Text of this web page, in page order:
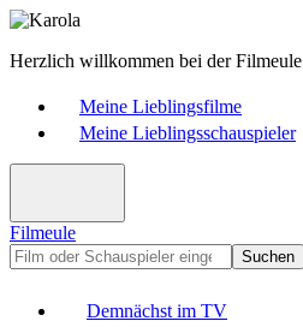
Herzlich willkommen bei der Filmeule
Meine Lieblingsfilme
Meine Lieblingsschauspieler
Filmeule
Suchen
Demnächst im TV